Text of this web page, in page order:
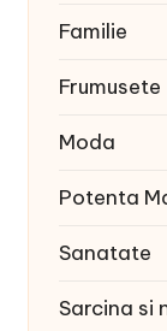
Familie
Frumusete
Moda
Potenta
Sanatate
Sarcina si